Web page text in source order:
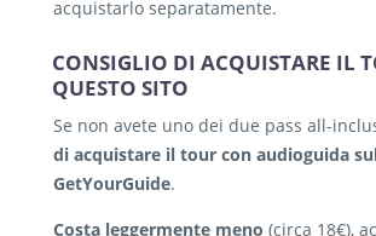
acquistarlo separatamente.
CONSIGLIO DI ACQUISTARE IL
QUESTO SITO
Se non avete uno dei due pass all-
di acquistare il tour con audioguida
GetYourGuide.
Costa leggermente meno (circa 18€),